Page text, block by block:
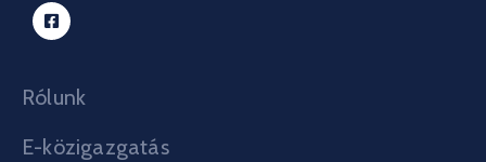
Rólunk
E-közigazgatás